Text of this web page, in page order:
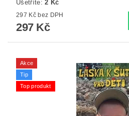
Ušetříte:2 Kč
297 Kč bez DPH
297 Kč
Akce
Tip
Top produkt